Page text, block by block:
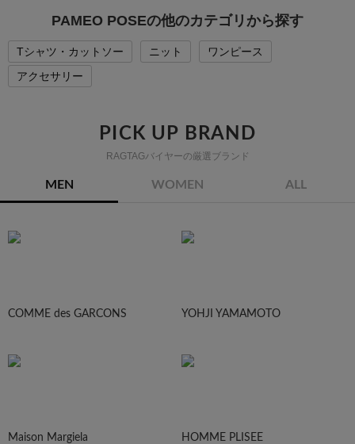
PAMEO POSEの他のカテゴリから探す
Tシャツ・カットソー ニット
ワンピース
アクセサリー
PICK UP BRAND
RAGTAGバイヤーの厳選ブランド
MEN WOMEN ALL
COMME des GARCONS YOHJI YAMAMOTO
Maison Margiela HOMME PLISEE